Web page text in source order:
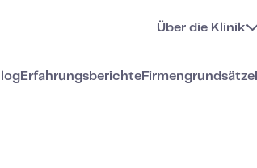
Über die Klinik
Erfahrungsberichte Firmengrundsätze